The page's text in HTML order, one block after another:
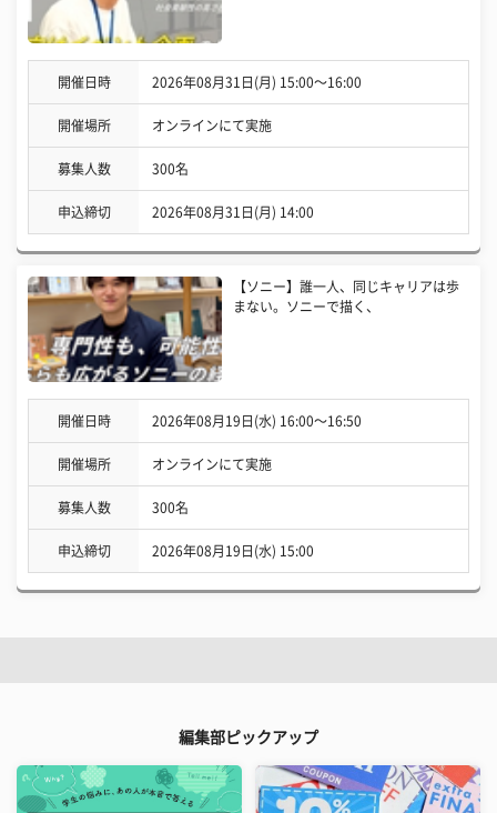
開催日時 2026年08月31日(月) 15:00〜16:00
開催場所 オンラインにて実施
募集人数 300名
申込締切 2026年08月31日(月) 14:00
【ソニー】誰一人、同じキャリアは歩
まない。ソニーで描く、
開催日時 2026年08月19日(水) 16:00〜16:50
開催場所 オンラインにて実施
募集人数 300名
申込締切 2026年08月19日(水) 15:00
編集部ピックアップ